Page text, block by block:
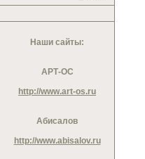
Наши сайты:
АРТ-ОС
http://www.art-os.ru
Абисалов
http://www.abisalov.ru